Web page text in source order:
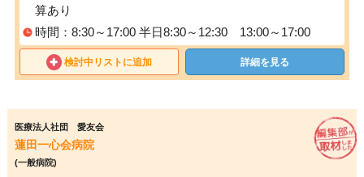
算あり
時間：8:30～17:00 半日8:30～12:30 13:00～17:00
検討中リストに追加 詳細を見る
医療法人社団 愛友会
蓮田一心会病院
(一般病院)